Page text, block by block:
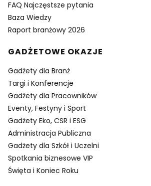
FAQ Najczęstsze pytania
Baza Wiedzy
Raport branżowy 2026
GADŻETOWE OKAZJE
Gadżety dla Branż
Targi i Konferencje
Gadżety dla Pracowników
Eventy, Festyny i Sport
Gadżety Eko, CSR i ESG
Administracja Publiczna
Gadżety dla Szkół i Uczelni
Spotkania biznesowe VIP
Święta i Koniec Roku